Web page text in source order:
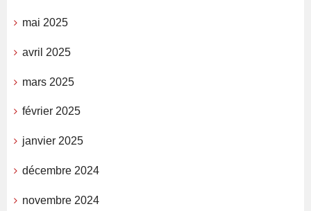
mai 2025
avril 2025
mars 2025
février 2025
janvier 2025
décembre 2024
novembre 2024